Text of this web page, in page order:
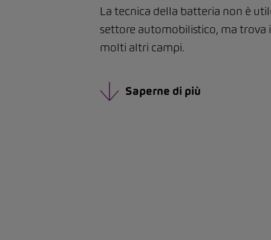
La tecnica della batteria non è
settore automobilistico, ma trova
molti altri campi.
Saperne di più